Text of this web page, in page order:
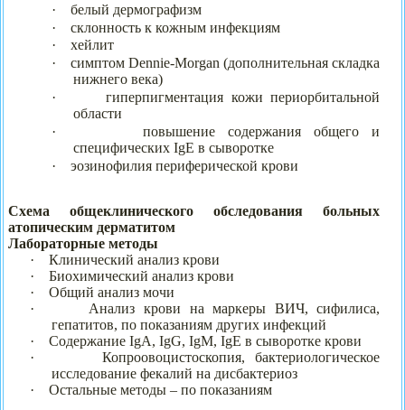
·
белый дермографизм
·
склонность к кожным инфекциям
·
хейлит
·
симптом Dennie-Morgan (дополнительная складка
нижнего века)
·
гиперпигментация кожи периорбитальной
области
·
повышение содержания общего и
специфических IgE в сыворотке
·
эозинофилия периферической крови
Схема общеклинического обследования больных
атопическим дерматитом
Лабораторные методы
·
Клинический анализ крови
·
Биохимический анализ крови
·
Общий анализ мочи
·
Анализ крови на маркеры ВИЧ, сифилиса,
гепатитов, по показаниям других инфекций
·
Содержание IgA, IgG, IgM, IgE в сыворотке крови
·
Копроовоцистоскопия, бактериологическое
исследование фекалий на дисбактериоз
·
Остальные методы – по показаниям